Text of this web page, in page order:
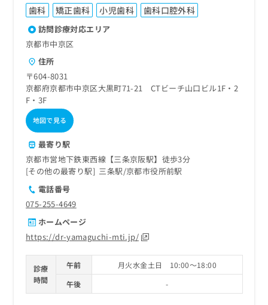
歯科 矯正歯科 小児歯科 歯科口腔外科
訪問診療対応エリア
京都市中京区
住所
〒604-8031
京都府京都市中京区大黒町71-21 CTビーチ山口ビル1F・2
F・3F
地図で見る
最寄り駅
京都市営地下鉄東西線【三条京阪駅】徒歩3分
その他の最寄り駅
三条駅 京都市役所前駅
電話番号
075-255-4649
ホームページ
https://dr-yamaguchi-mti.jp/
診療
時間
午前
月火水金土日 10:00～18:00
午後
-